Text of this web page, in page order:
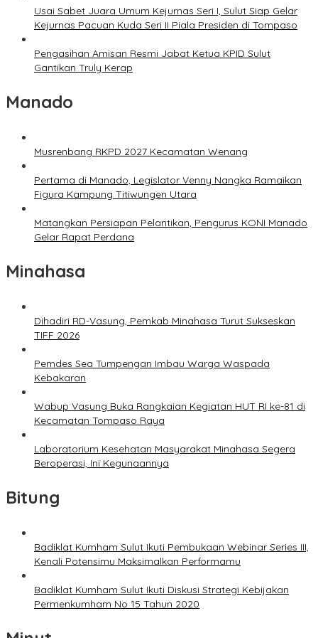
Usai Sabet Juara Umum Kejurnas Seri I, Sulut Siap Gelar
Kejurnas Pacuan Kuda Seri II Piala Presiden di Tompaso
Pengasihan Amisan Resmi Jabat Ketua KPID Sulut
Gantikan Truly Kerap
Manado
Musrenbang RKPD 2027 Kecamatan Wenang
Pertama di Manado, Legislator Venny Nangka Ramaikan
Figura Kampung Titiwungen Utara
Matangkan Persiapan Pelantikan, Pengurus KONI Manado
Gelar Rapat Perdana
Minahasa
Dihadiri RD-Vasung, Pemkab Minahasa Turut Sukseskan
TIFF 2026
Pemdes Sea Tumpengan Imbau Warga Waspada
Kebakaran
Wabup Vasung Buka Rangkaian Kegiatan HUT RI ke-81 di
Kecamatan Tompaso Raya
Laboratorium Kesehatan Masyarakat Minahasa Segera
Beroperasi, Ini Kegunaannya
Bitung
Badiklat Kumham Sulut Ikuti Pembukaan Webinar Series III,
Kenali Potensimu Maksimalkan Performamu
Badiklat Kumham Sulut Ikuti Diskusi Strategi Kebijakan
Permenkumham No 15 Tahun 2020